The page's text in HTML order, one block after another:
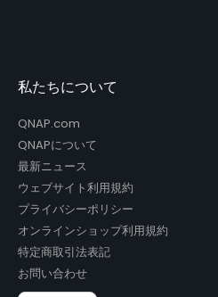
私たちについて
QNAP.com
QNAPについて
最新ニュース
ウェブサイト利用規約
プライバシーポリシー
オンラインショップ利用規約
特定商取引法表記
お問い合わせ